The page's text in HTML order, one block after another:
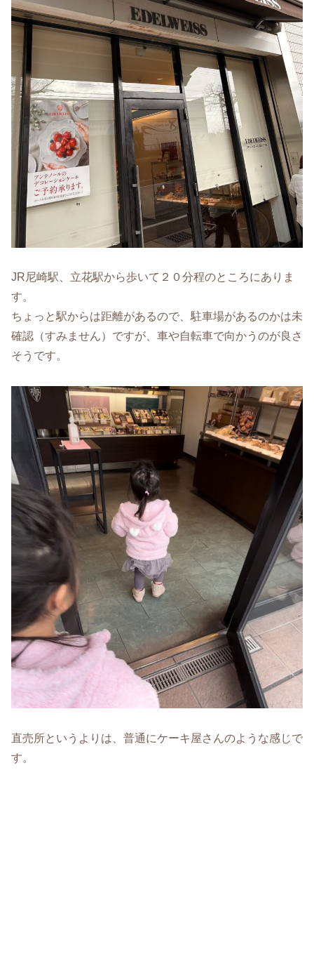
JR尼崎駅、立花駅から歩いて２０分程のところにありま
す。
ちょっと駅からは距離があるので、駐車場があるのかは未
確認（すみません）ですが、車や自転車で向かうのが良さ
そうです。
直売所というよりは、普通にケーキ屋さんのような感じで
す。